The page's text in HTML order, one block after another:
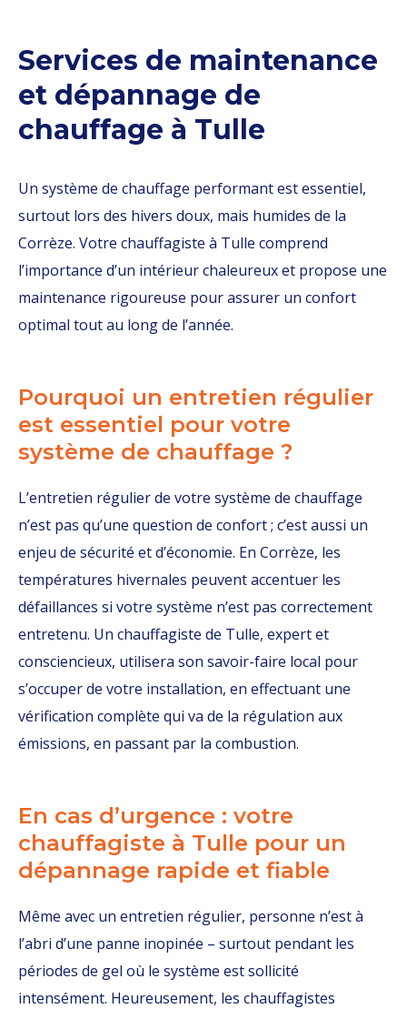
Services de maintenance
et dépannage de
chauffage à Tulle
Un système de chauffage performant est essentiel,
surtout lors des hivers doux, mais humides de la
Corrèze. Votre chauffagiste à Tulle comprend
l’importance d’un intérieur chaleureux et propose une
maintenance rigoureuse pour assurer un confort
optimal tout au long de l’année.
Pourquoi un entretien régulier
est essentiel pour votre
système de chauffage ?
L’entretien régulier de votre système de chauffage
n’est pas qu’une question de confort ; c’est aussi un
enjeu de sécurité et d’économie. En Corrèze, les
températures hivernales peuvent accentuer les
défaillances si votre système n’est pas correctement
entretenu. Un chauffagiste de Tulle, expert et
consciencieux, utilisera son savoir-faire local pour
s’occuper de votre installation, en effectuant une
vérification complète qui va de la régulation aux
émissions, en passant par la combustion.
En cas d’urgence : votre
chauffagiste à Tulle pour un
dépannage rapide et fiable
Même avec un entretien régulier, personne n’est à
l’abri d’une panne inopinée – surtout pendant les
périodes de gel où le système est sollicité
intensément. Heureusement, les chauffagistes